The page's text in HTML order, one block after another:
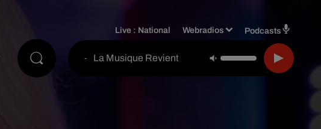
Live : National Webradios Podcasts
- La Musique Revient